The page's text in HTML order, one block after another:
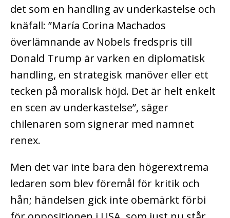
det som en handling av underkastelse och
knäfall: ”María Corina Machados
överlämnande av Nobels fredspris till
Donald Trump är varken en diplomatisk
handling, en strategisk manöver eller ett
tecken på moralisk höjd. Det är helt enkelt
en scen av underkastelse”, säger
chilenaren som signerar med namnet
renex.
Men det var inte bara den högerextrema
ledaren som blev föremål för kritik och
hån; händelsen gick inte obemärkt förbi